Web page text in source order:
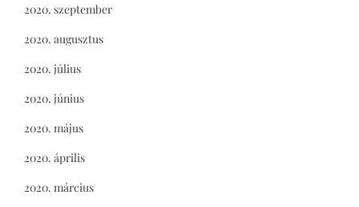
2020. szeptember
2020. augusztus
2020. július
2020. június
2020. május
2020. április
2020. március